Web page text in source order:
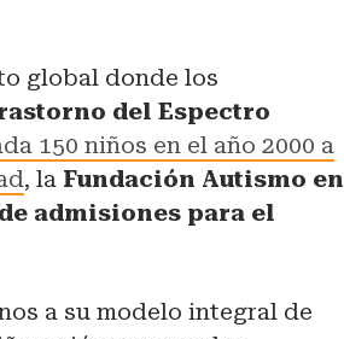
global donde los
del Espectro
150 niños en el año 2000 a
, la Fundación Autismo en
admisiones para el
a su modelo integral de